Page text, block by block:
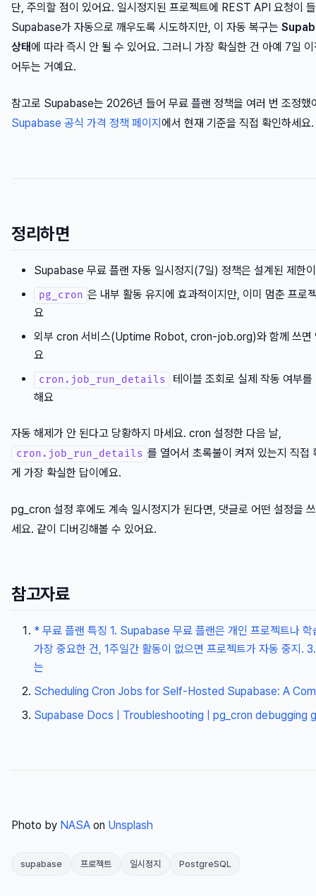
단, 주의할 점이 있어요. 일시정지된 프로젝트에 REST API 요청이
Supabase가 자동으로 깨우도록 시도하지만, 이 자동 복구는
상태에 따라 즉시 안 될 수 있어요. 그러니 가장 확실한 건 아예 7일
어두는 거예요.
참고로 Supabase는 2026년 들어 무료 플랜 정책을 여러 번 조정했
Supabase 공식 가격 정책 페이지 에서 현재 기준을 직접 확인하세요.
정리하면
Supabase 무료 플랜 자동 일시정지(7일) 정책은 설계된 제한
pg_cron 은 내부 활동 유지에 효과적이지만, 이미 멈춘 프로
요
외부 cron 서비스(Uptime Robot, cron-job.org)와 함께 쓰면
요
cron.job_run_details
테이블 조회로 실제 작동 여부
해요
자동 해제가 안 된다고 당황하지 마세요. cron 설정한 다음 날,
cron.job_run_details 를 열어서 초록불이 켜져 있는지 직접
게 가장 확실한 답이에요.
pg_cron 설정 후에도 계속 일시정지가 된다면, 댓글로 어떤 설정을
세요. 같이 디버깅해볼 수 있어요.
참고자료
* 무료 플랜 특징 1. Supabase 무료 플랜은 개인 프로젝트나 학
가장 중요한 건, 1주일간 활동이 없으면 프로젝트가 자동 중지.
는
Scheduling Cron Jobs for Self-Hosted Supabase: A
Supabase Docs | Troubleshooting | pg_cron debugging
Photo by NASA on Unsplash
supabase 프로젝트 일시정지 PostgreSQL